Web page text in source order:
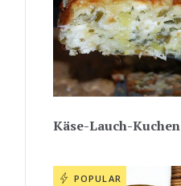
Käse-Lauch-Kuchen
POPULAR